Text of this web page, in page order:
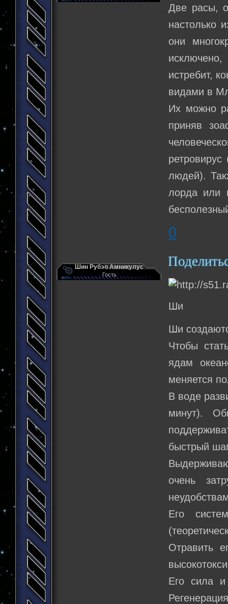
Две расы,
настолько
они
истребит,
видами в
Их можно
приняв
людей).
лорда или
0
Шин Рубэо Амникулус
Гость
Ши
Ши
Чтобы
ядам
меняется
В воде
минут).
быстрый
очень
Его
Отравить
Его сила и